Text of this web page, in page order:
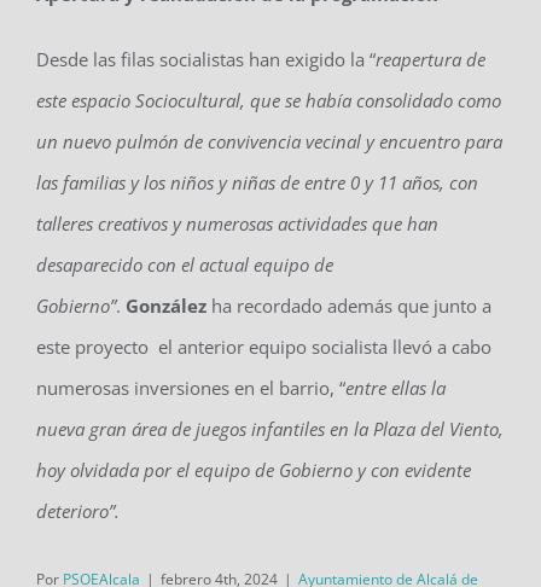
Desde las filas socialistas han exigido la “reapertura de
este espacio Sociocultural, que se había consolidado como
un nuevo pulmón de convivencia vecinal y encuentro para
las familias y los niños y niñas de entre 0 y 11 años, con
talleres creativos y numerosas actividades que han
desaparecido con el actual equipo de
Gobierno”. González ha recordado además que junto a
este proyecto el anterior equipo socialista llevó a cabo
numerosas inversiones en el barrio, “entre ellas la
nueva gran área de juegos infantiles en la Plaza del Viento,
hoy olvidada por el equipo de Gobierno y con evidente
deterioro”.
Por PSOEAlcala | febrero 4th, 2024 | Ayuntamiento de Alcalá de